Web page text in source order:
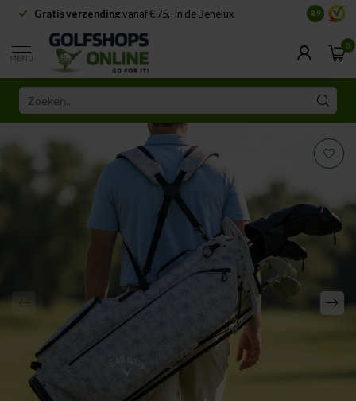
Gratis verzendingvanaf € 75,- in de Benelux 8.9
MENU
0